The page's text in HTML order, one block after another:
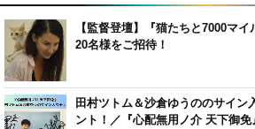
【監督登壇】『猫たちと7000マ
20名様をご招待！
田村ツトム＆沙倉ゆうののサイン
ント！／『心配無用ノ介 天下御免